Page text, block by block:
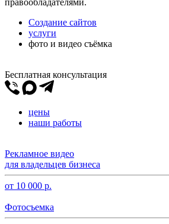
правообладателями.
Создание сайтов
услуги
фото и видео съёмка
Бесплатная консультация
цены
наши работы
Рекламное видео
для владельцев бизнеса
от 10 000 р.
Фотосъемка